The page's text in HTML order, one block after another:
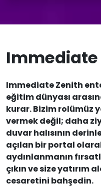
Immediate Zenith
eğitim dünyası
kurar. Bizim rolümüz
vermek değil; daha
duvar halısının
açılan bir portal
aydınlanmanın
çıkın ve size yatırım
cesaretini bahşedin.